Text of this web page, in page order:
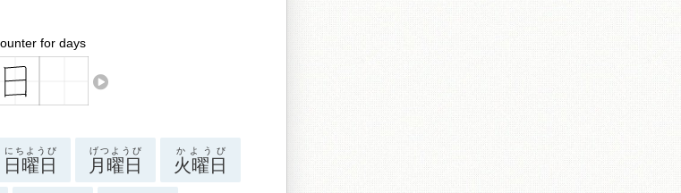
for days
日曜日
にちようび
月曜日
げつようび
火曜日
かようび